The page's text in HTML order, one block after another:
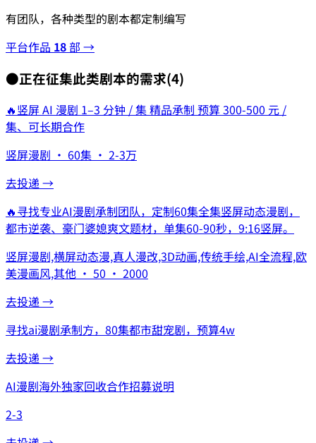
有团队，各种类型的剧本都定制编写
平台作品 18部 →
●正在征集此类剧本的需求(4)
🔥竖屏 AI 漫剧 1–3 分钟 / 集 精品承制 预算 300-500 元 /
集、可长期合作
竖屏漫剧 · 60集 · 2-3万
去投递 →
🔥寻找专业AI漫剧承制团队，定制60集全集竖屏动态漫剧，
都市逆袭、豪门婆媳爽文题材，单集60-90秒，9:16竖屏。
竖屏漫剧,横屏动态漫,真人漫改,3D动画,传统手绘,AI全流程,欧
美漫画风,其他 · 50 · 2000
去投递 →
寻找ai漫剧承制方，80集都市甜宠剧，预算4w
去投递 →
AI漫剧海外独家回收合作招募说明
2-3